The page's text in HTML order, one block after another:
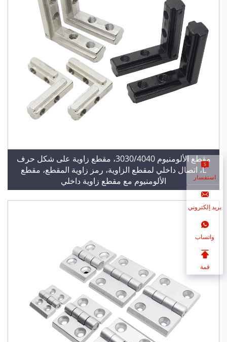
مقطع الألومنيوم 3030/4040، مقطع زاوية على شكل حرف
L، اتصال داخلي لمقطع الزاوية، رمز زاوية المقطع، مقطع
الألومنيوم مع مقطع زاوية داخلي
استفسار
بريد إلكتروني
واتساب
قمة